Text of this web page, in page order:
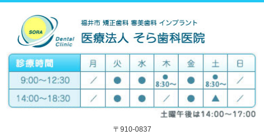
〒910-0837